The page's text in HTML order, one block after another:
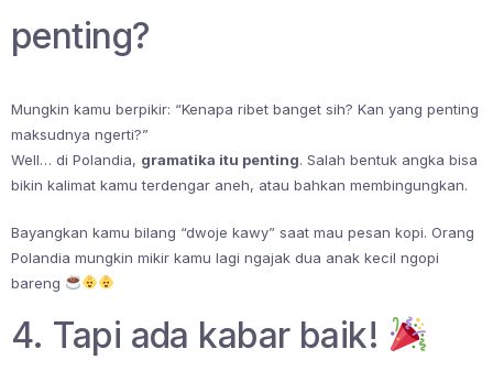
penting?
Mungkin kamu berpikir: “Kenapa ribet banget sih? Kan yang penting
maksudnya ngerti?”
Well… di Polandia, gramatika itu penting. Salah bentuk angka bisa
bikin kalimat kamu terdengar aneh, atau bahkan membingungkan.
Bayangkan kamu bilang “dwoje kawy” saat mau pesan kopi. Orang
Polandia mungkin mikir kamu lagi ngajak dua anak kecil ngopi
bareng
4. Tapi ada kabar baik!